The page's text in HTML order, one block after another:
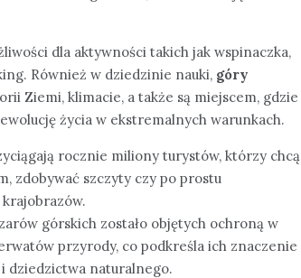
dla aktywności takich jak wspinaczka,
Również w dziedzinie nauki, góry
Ziemi, klimacie, a także są miejscem, gdzie
życia w ekstremalnych warunkach.
rocznie miliony turystów, którzy chcą
zdobywać szczyty czy po prostu
górskich zostało objętych ochroną w
przyrody, co podkreśla ich znaczenie
dziedzictwa naturalnego.